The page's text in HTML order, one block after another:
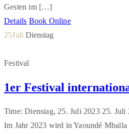
Gesten im […]
Details Book Online
25Juli Dienstag
Festival
1er Festival
Time: Dienstag, 25. Juli 2023 25. Juli
Im Jahr 2023 wird in Yaoundé